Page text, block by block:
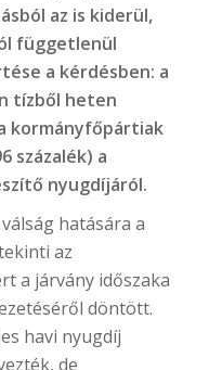
az is kiderül,
függetlenül
a kérdésben: a
tízből heten
kormányfőpártiak
százalék) a
nyugdíjáról.
hatására a
az
a járvány időszaka
döntött.
havi nyugdíj
de